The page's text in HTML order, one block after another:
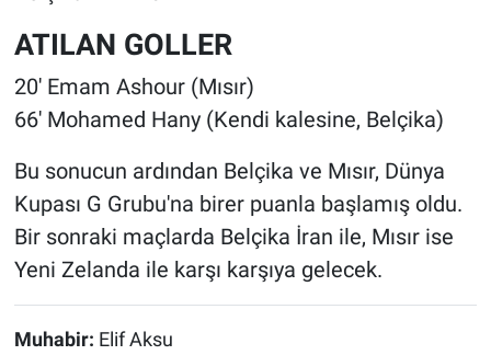
ATILAN GOLLER
20' Emam Ashour (Mısır)
66' Mohamed Hany (Kendi kalesine, Belçika)
Bu sonucun ardından Belçika ve Mısır, Dünya
Kupası G Grubu'na birer puanla başlamış oldu.
Bir sonraki maçlarda Belçika İran ile, Mısır ise
Yeni Zelanda ile karşı karşıya gelecek.
Muhabir: Elif Aksu